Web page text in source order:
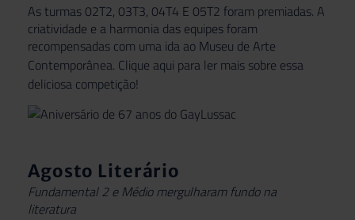
As turmas 02T2, 03T3, 04T4 E 05T2 foram premiadas. A
criatividade e a harmonia das equipes foram
recompensadas com uma ida ao Museu de Arte
Contemporânea. Clique aqui para ler mais sobre essa
deliciosa competição!
Agosto Literário
Fundamental 2 e Médio mergulharam fundo na
literatura